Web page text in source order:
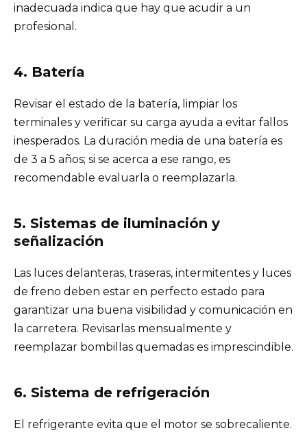
inadecuada indica que hay que acudir a un
profesional.
4. Batería
Revisar el estado de la batería, limpiar los
terminales y verificar su carga ayuda a evitar fallos
inesperados. La duración media de una batería es
de 3 a 5 años; si se acerca a ese rango, es
recomendable evaluarla o reemplazarla.
5. Sistemas de iluminación y
señalización
Las luces delanteras, traseras, intermitentes y luces
de freno deben estar en perfecto estado para
garantizar una buena visibilidad y comunicación en
la carretera. Revisarlas mensualmente y
reemplazar bombillas quemadas es imprescindible.
6. Sistema de refrigeración
El refrigerante evita que el motor se sobrecaliente.